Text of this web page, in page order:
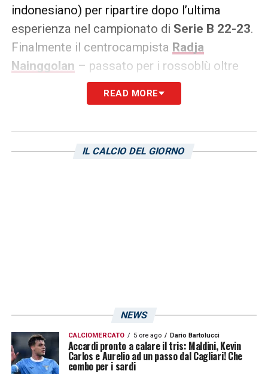
indonesiano) per ripartire dopo l’ultima
esperienza nel campionato di Serie B 22-23.
Finalmente il centrocampista Radja
Nainggolan – passato per i rossoblù oltre
che per altre piazze italiane come quelle di
Inter– è tornato a calcare il terreno
«Finalmente sono tornato in campo e mi
READ MORE
IL CALCIO DEL GIORNO
NEWS
CALCIOMERCATO 5 ore ago Dario Bartolucci
Accardi pronto a calare il tris: Maldini, Kevin
Carlos e Aurelio ad un passo dal Cagliari! Che
combo per i sardi